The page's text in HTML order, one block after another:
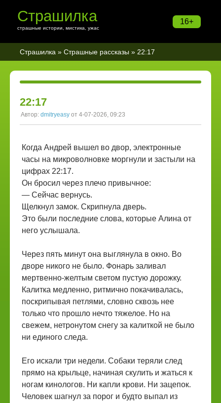
16+
Страшилка
страшные истории, мистика, ужас
Страшилка » Страшные рассказы » 22:17
22:17
Автор: dmitryeasy от 4-07-2026, 09:23
Когда Андрей вышел во двор, электронные
часы на микроволновке моргнули и застыли на
цифрах 22:17.
Он бросил через плечо привычное:
— Сейчас вернусь.
Щелкнул замок. Скрипнула дверь.
Это были последние слова, которые Алина от
него услышала.
Через пять минут она выглянула в окно. Во
дворе никого не было. Фонарь заливал
мертвенно-желтым светом пустую дорожку.
Калитка медленно, ритмично покачивалась,
поскрипывая петлями, словно сквозь нее
только что прошло нечто тяжелое. Но на
свежем, нетронутом снегу за калиткой не было
ни единого следа.
Его искали три недели. Собаки теряли след
прямо на крыльце, начиная скулить и жаться к
ногам кинологов. Ни капли крови. Ни зацепок.
Человек шагнул за порог и будто выпал из